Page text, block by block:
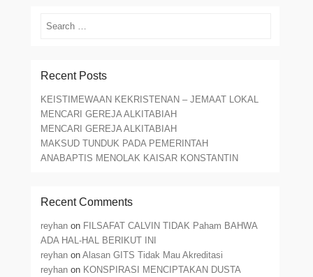
Search
Recent Posts
KEISTIMEWAAN KEKRISTENAN – JEMAAT LOKAL
MENCARI GEREJA ALKITABIAH
MENCARI GEREJA ALKITABIAH
MAKSUD TUNDUK PADA PEMERINTAH
ANABAPTIS MENOLAK KAISAR KONSTANTIN
Recent Comments
reyhan on FILSAFAT CALVIN TIDAK Paham BAHWA
ADA HAL-HAL BERIKUT INI
reyhan onAlasan GITS Tidak Mau Akreditasi
reyhan on KONSPIRASI MENCIPTAKAN DUSTA